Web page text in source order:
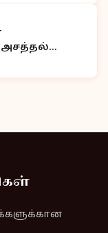
அசத்தல்